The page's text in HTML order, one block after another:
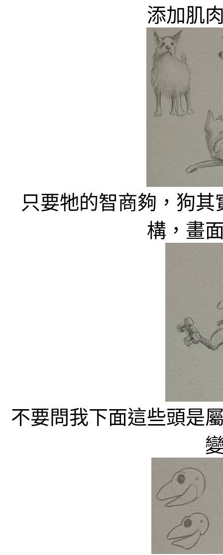
添加肌
只要牠的智商夠，狗
構，畫
不要問我下面這些頭是